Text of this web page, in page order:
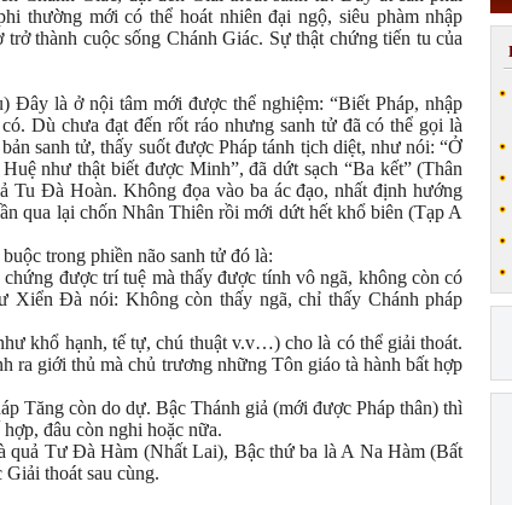
thường mới có thể hoát nhiên đại ngộ, siêu phàm nhập
thành cuộc sống Chánh Giác. Sự thật chứng tiến tu của
Đây là ở nội tâm mới được thể nghiệm: “Biết Pháp, nhập
Dù chưa đạt đến rốt ráo nhưng sanh tử đã có thể gọi là
sanh tử, thấy suốt được Pháp tánh tịch diệt, như nói: “Ở
như thật biết được Minh”, đã dứt sạch “Ba kết” (Thân
Đà Hoàn. Không đọa vào ba ác đạo, nhất định hướng
qua lại chốn Nhân Thiên rồi mới dứt hết khổ biên (Tạp A
trong phiền não sanh tử đó là:
được trí tuệ mà thấy được tính vô ngã, không còn có
Xiển Đà nói: Không còn thấy ngã, chỉ thấy Chánh pháp
khổ hạnh, tế tự, chú thuật v.v…) cho là có thể giải thoát.
ra giới thủ mà chủ trương những Tôn giáo tà hành bất hợp
Tăng còn do dự. Bậc Thánh giả (mới được Pháp thân) thì
đâu còn nghi hoặc nữa.
quả Tư Đà Hàm (Nhất Lai), Bậc thứ ba là A Na Hàm (Bất
thoát sau cùng.